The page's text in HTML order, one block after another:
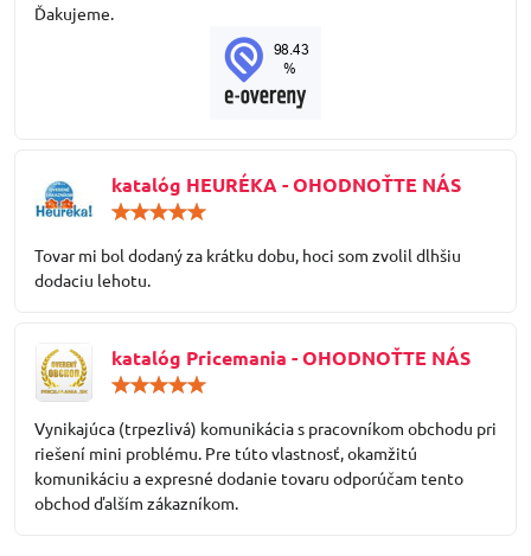
Ďakujeme.
katalóg HEURÉKA - OHODNOŤTE NÁS
5
Tovar mi bol dodaný za krátku dobu, hoci som zvolil dlhšiu
dodaciu lehotu.
katalóg Pricemania - OHODNOŤTE NÁS
5
Vynikajúca (trpezlivá) komunikácia s pracovníkom obchodu pri
riešení mini problému. Pre túto vlastnosť, okamžitú
komunikáciu a expresné dodanie tovaru odporúčam tento
obchod ďalším zákazníkom.